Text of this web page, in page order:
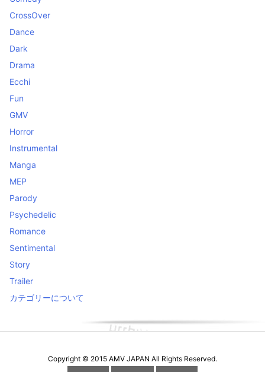
CrossOver
Dance
Dark
Drama
Ecchi
Fun
GMV
Horror
Instrumental
Manga
MEP
Parody
Psychedelic
Romance
Sentimental
Story
Trailer
カテゴリーについて
Copyright © 2015 AMV JAPAN All Rights Reserved.